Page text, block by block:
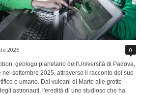
2026 0
geologo planetario dell'Università di Padova,
settembre 2025, attraverso il racconto del suo
e umano. Dai vulcani di Marte alle grotte
astronauti, l'eredità di uno studioso che ha